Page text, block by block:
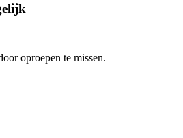
oproepen te missen.